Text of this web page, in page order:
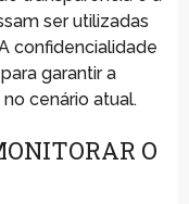
ser utilizadas
confidencialidade
garantir a
cenário atual.
O